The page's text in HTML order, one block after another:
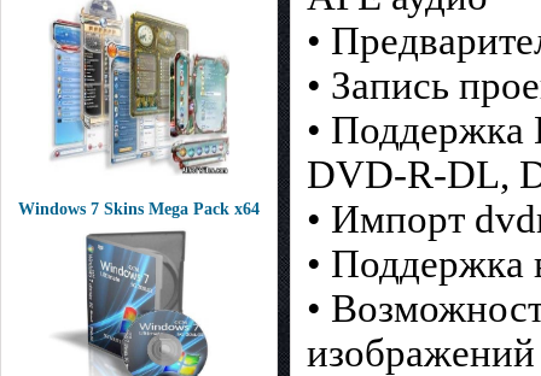
Windows 7 Skins Mega Pack x64
•
• Запись
•
DVD-R-DL,
• Импорт
•
•